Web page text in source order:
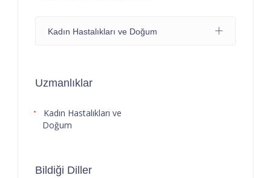
Kadın Hastalıkları ve Doğum
Uzmanlıklar
Kadın Hastalıkları ve
Doğum
Bildiği Diller